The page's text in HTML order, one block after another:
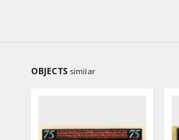
OBJECTS similar